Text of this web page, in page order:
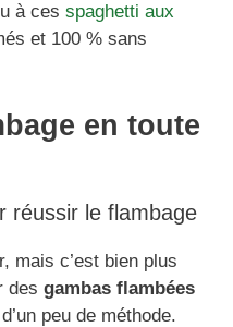
à ces spaghetti aux
et 100 % sans
en toute
réussir le flambage
mais c’est bien plus
des gambas flambées
peu de méthode.